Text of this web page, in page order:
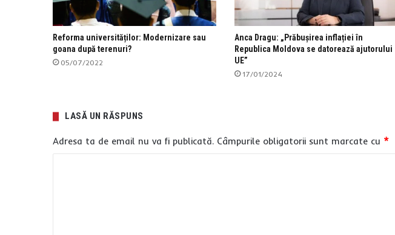
Reforma universităților: Modernizare sau
goana după terenuri?
05/07/2022
Anca Dragu: „Prăbușirea inflației în
Republica Moldova se datorează ajutorului
UE”
17/01/2024
LASĂ UN RĂSPUNS
Adresa ta de email nu va fi publicată. Câmpurile obligatorii sunt marcate cu *